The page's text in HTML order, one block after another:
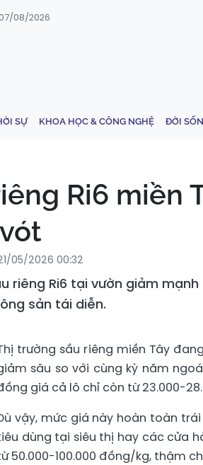
08/2026
SỰ KHOA HỌC & CÔNG NGHỆ ĐỜI
Ri6 miền
05/2026 00:32
riêng Ri6 tại vườn giảm
sản tái diễn.
trường sầu riêng miền Tây
sâu so với cùng kỳ năm
giá cả lô chỉ còn từ 23.000-
vậy, mức giá này hoàn toàn
dùng tại siêu thị hay các cửa
50.000-100.000 đồng/kg, thậm